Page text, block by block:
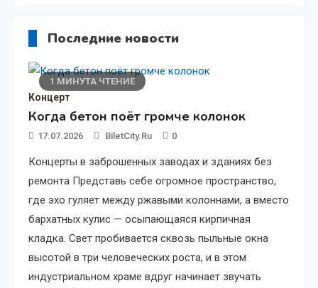
Последние новости
1 МИНУТА ЧТЕНИЕ
Концерт
Когда бетон поёт громче колонок
17.07.2026 BiletCity.ru 0
Концерты в заброшенных заводах и зданиях без
ремонта Представь себе огромное пространство,
где эхо гуляет между ржавыми колоннами, а вместо
бархатных кулис — осыпающаяся кирпичная
кладка. Свет пробивается сквозь пыльные окна
высотой в три человеческих роста, и в этом
индустриальном храме вдруг начинает звучать